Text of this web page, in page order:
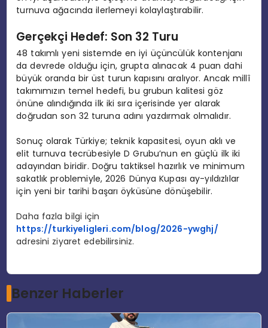
turnuva ağacında ilerlemeyi kolaylaştırabilir.
Gerçekçi Hedef: Son 32 Turu
48 takımlı yeni sistemde en iyi üçüncülük kontenjanı
da devrede olduğu için, grupta alınacak 4 puan dahi
büyük oranda bir üst turun kapısını aralıyor. Ancak millî
takımımızın temel hedefi, bu grubun kalitesi göz
önüne alındığında ilk iki sıra içerisinde yer alarak
doğrudan son 32 turuna adını yazdırmak olmalıdır.
Sonuç olarak Türkiye; teknik kapasitesi, oyun aklı ve
elit turnuva tecrübesiyle D Grubu’nun en güçlü ilk iki
adayından biridir. Doğru taktiksel hazırlık ve minimum
sakatlık problemiyle, 2026 Dünya Kupası ay-yıldızlılar
için yeni bir tarihi başarı öyküsüne dönüşebilir.
Daha fazla bilgi için
https://turkiyeligleri.com/blog/2026-ywghj/
adresini ziyaret edebilirsiniz.
Benzer Haberler